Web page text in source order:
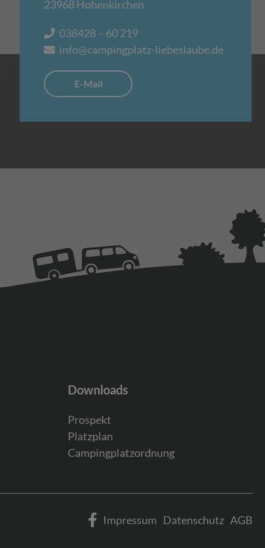
23968Hohenkirchen
038428 – 60 219
info@campingplatz-liebeslaube.de
E-Mail
Downloads
Prospekt
Platzplan
Campingplatzordnung
Impressum Datenschutz AGB